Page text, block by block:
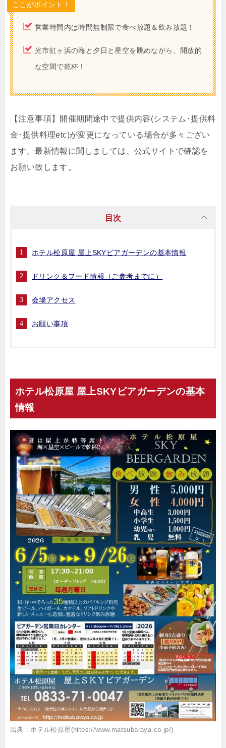
ここがポイント！
営業時間内は時間無制限で食べ放題＆飲み放題！
光市虹ヶ浜の海と夕日と星空を眺めながら、開放的
な空間で乾杯！
【注意事項】開催期間途中で提供内容(システム･提供料
金･提供料理etc)が変更になっている場合が多々ござい
ます。最新情報に関しましては、公式サイトで確認を
お願い致します。
目次
ホテル松原屋 屋上SKYビアガーデンの基本情報
ドリンク＆フード情報（ご参考までに）
会場アクセス
お願い事項
ホテル松原屋 屋上SKYビアガーデンの基本
情報
出典：ホテル松原屋(https://www.matsubaraya.co.jp/)